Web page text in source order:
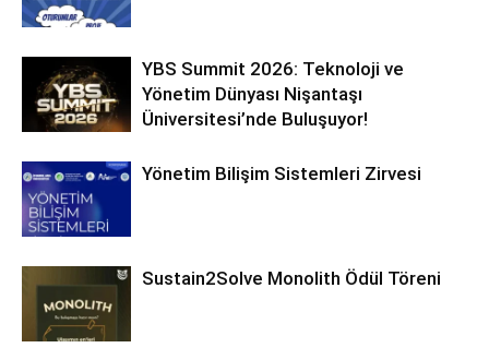
YBS Summit 2026: Teknoloji ve
Yönetim Dünyası Nişantaşı
Üniversitesi’nde Buluşuyor!
Yönetim Bilişim Sistemleri Zirvesi
Sustain2Solve Monolith Ödül Töreni